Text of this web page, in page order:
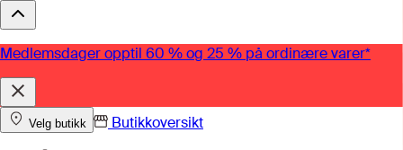
Medlemsdager opptil 60 % og 25 % på ordinære varer*
Velg butikk
Butikkoversikt